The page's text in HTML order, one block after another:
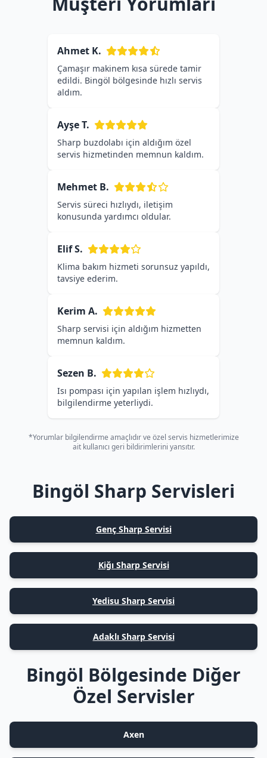
Ahmet K.
Çamaşır makinem kısa sürede tamir
edildi. Bingöl bölgesinde hızlı servis
aldım.
Ayşe T.
Sharp buzdolabı için aldığım özel
servis hizmetinden memnun kaldım.
Mehmet B.
Servis süreci hızlıydı, iletişim
konusunda yardımcı oldular.
Elif S.
Klima bakım hizmeti sorunsuz yapıldı,
tavsiye ederim.
Kerim A.
Sharp servisi için aldığım hizmetten
memnun kaldım.
Sezen B.
Isı pompası için yapılan işlem hızlıydı,
bilgilendirme yeterliydi.
*Yorumlar bilgilendirme amaçlıdır ve özel servis hizmetlerimize
ait kullanıcı geri bildirimlerini yansıtır.
Bingöl Sharp Servisleri
Genç Sharp Servisi
Kiğı Sharp Servisi
Yedisu Sharp Servisi
Adaklı Sharp Servisi
Bingöl Bölgesinde Diğer
Özel Servisler
Axen